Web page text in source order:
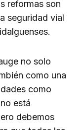
reformas son
seguridad vial
no solo
como una
como
está
debemos